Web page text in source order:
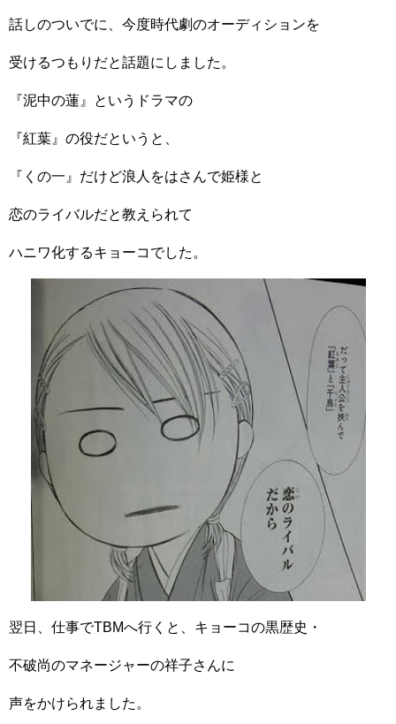
話しのついでに、今度時代劇のオーディションを
受けるつもりだと話題にしました。
『泥中の蓮』というドラマの
『紅葉』の役だというと、
『くの一』だけど浪人をはさんで姫様と
恋のライバルだと教えられて
ハニワ化するキョーコでした。
翌日、仕事でTBMへ行くと、キョーコの黒歴史・
不破尚のマネージャーの祥子さんに
声をかけられました。